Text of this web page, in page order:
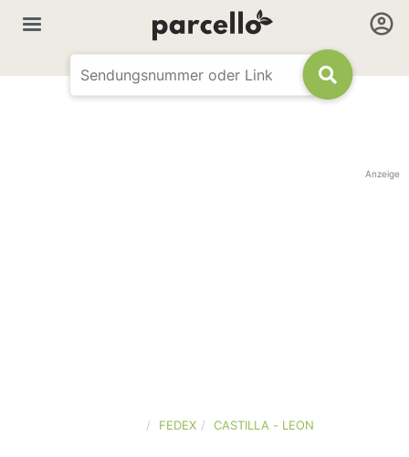
Anzeige
FEDEX CASTILLA - LEON